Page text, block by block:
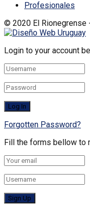
Profesionales
© 2020 El Rionegrense
Login to your account
Forgotten Password?
Fill the forms bellow to